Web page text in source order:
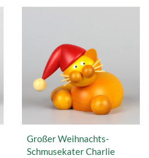
Großer Weihnachts-
Schmusekater Charlie